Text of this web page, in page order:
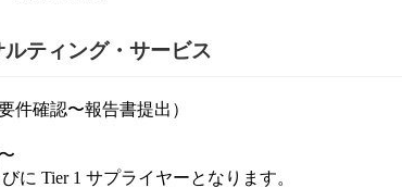
ティング・サービス
件確認〜報告書提出）
に Tier 1 サプライヤーとなります。